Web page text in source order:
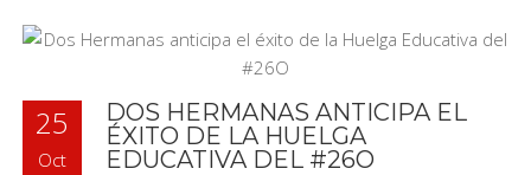
25
Oct
DOS HERMANAS ANTICIPA EL
ÉXITO DE LA HUELGA
EDUCATIVA DEL #26O